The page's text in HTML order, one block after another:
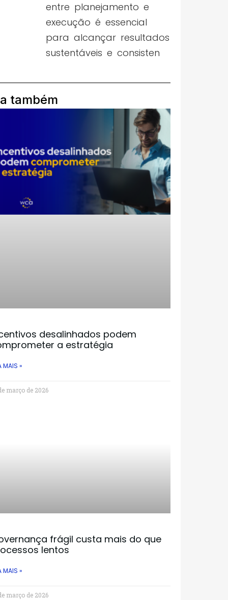
entre planejamento e
execução é essencial
para alcançar resultados
sustentáveis e consisten
também
desalinhados podem
a estratégia
MAIS »
março de 2026
frágil custa mais do que
lentos
MAIS »
março de 2026